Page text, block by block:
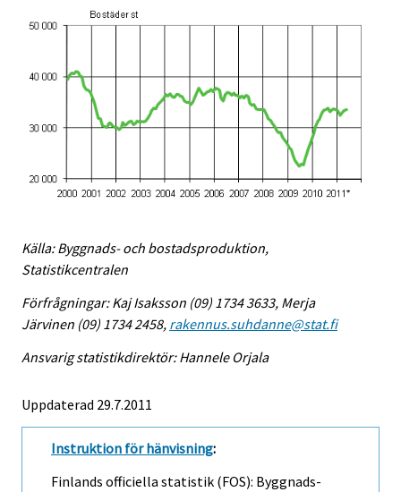
Källa: Byggnads- och bostadsproduktion,
Statistikcentralen
Förfrågningar: Kaj Isaksson (09) 1734 3633, Merja
Järvinen (09) 1734 2458, rakennus.suhdanne@stat.fi
Ansvarig statistikdirektör: Hannele Orjala
Uppdaterad 29.7.2011
Instruktion för hänvisning:
Finlands officiella statistik (FOS): Byggnads-